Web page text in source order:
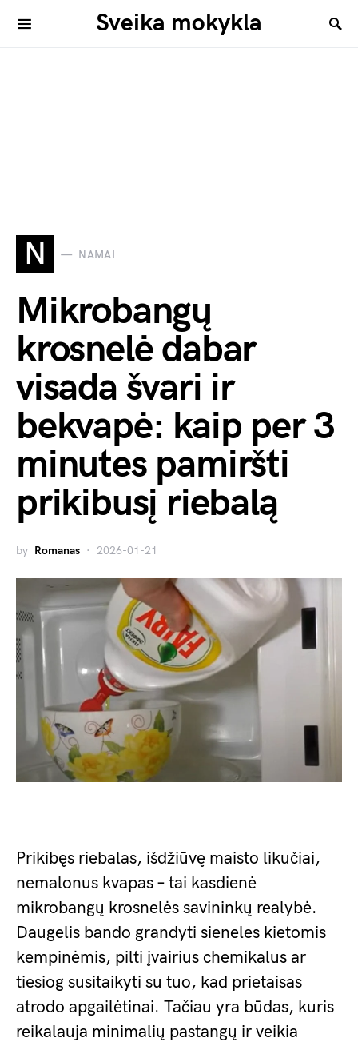
Sveika mokykla
N NAMAI
Mikrobangų
krosnelė dabar
visada švari ir
bekvapė: kaip per 3
minutes pamiršti
prikibusį riebalą
by Romanas 2026-01-21
Prikibęs riebalas, išdžiūvę maisto likučiai,
nemalonus kvapas – tai kasdienė
mikrobangų krosnelės savininkų realybė.
Daugelis bando grandyti sieneles kietomis
kempinėmis, pilti įvairius chemikalus ar
tiesiog susitaikyti su tuo, kad prietaisas
atrodo apgailėtinai. Tačiau yra būdas, kuris
reikalauja minimalių pastangų ir veikia